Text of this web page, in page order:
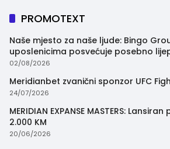
PROMOTEXT
Naše mjesto za naše ljude: Bingo
uposlenicima posvećuje posebno
trenutak
02/08/2026
Meridianbet zvanični sponzor UFC
24/07/2026
MERIDIAN EXPANSE MASTERS:
2.000 KM
20/06/2026